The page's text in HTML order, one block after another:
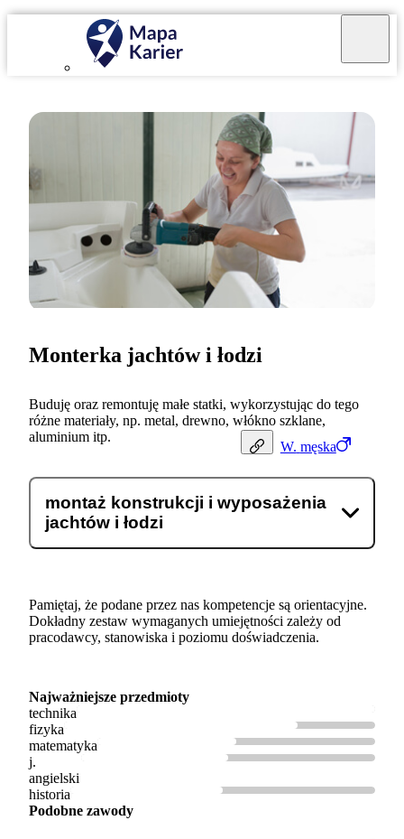
W. męska
Monterka jachtów i łodzi
Buduję oraz remontuję małe statki, wykorzystując do tego
różne materiały, np. metal, drewno, włókno szklane,
aluminium itp.
montaż konstrukcji i wyposażenia
jachtów i łodzi
Pamiętaj, że podane przez nas kompetencje są orientacyjne.
Dokładny zestaw wymaganych umiejętności zależy od
pracodawcy, stanowiska i poziomu doświadczenia.
Najważniejsze przedmioty
technika
fizyka
matematyka
j.
angielski
historia
Podobne zawody